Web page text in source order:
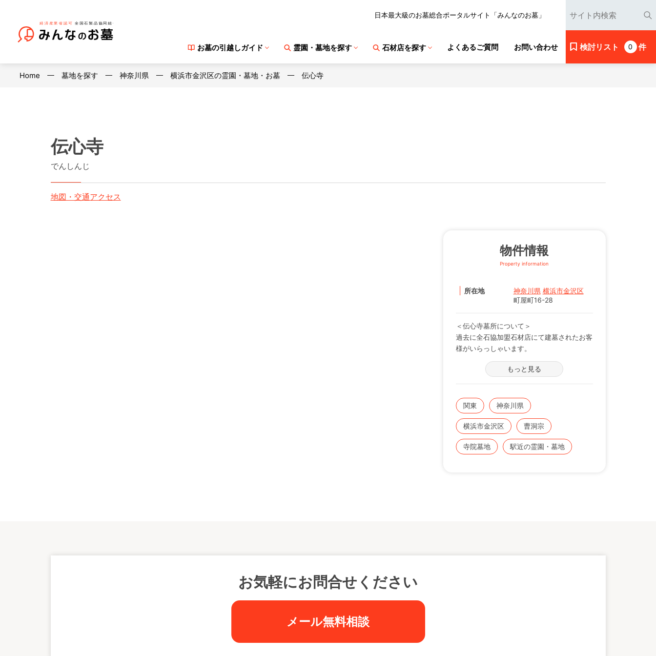
日本最大級のお墓総合ポータルサイト「みんなのお墓」
お墓の引越しガイド 霊園・墓地を探す 石材店を探す よくあるご質問 お問い合わせ 検討リスト 0 件
Home 墓地を探す 神奈川県 横浜市金沢区の霊園・墓地・お墓 伝心寺
伝心寺
でんしんじ
地図・交通アクセス
物件情報
Property information
所在地 神奈川県 横浜市金沢区
町屋町16-28
＜伝心寺墓所について＞
過去に全石協加盟石材店にて建墓されたお客
様がいらっしゃいます。
※現在の区画状況につきましては、電話番号
【0120-12-1440】までお問い合わせくださ
い。
もっと見る
関東 神奈川県
横浜市金沢区 曹洞宗
寺院墓地 駅近の霊園・墓地
お気軽にお問合せください
メール無料相談